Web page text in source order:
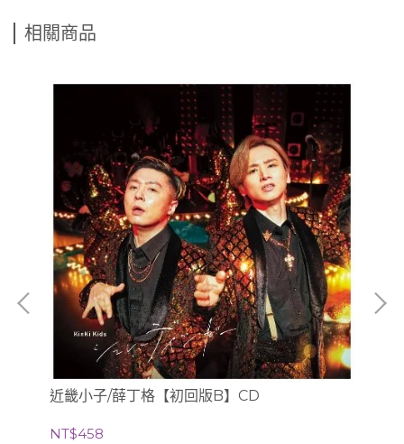
相關商品
近畿小子/薛丁格【初回版B】CD
NT$458